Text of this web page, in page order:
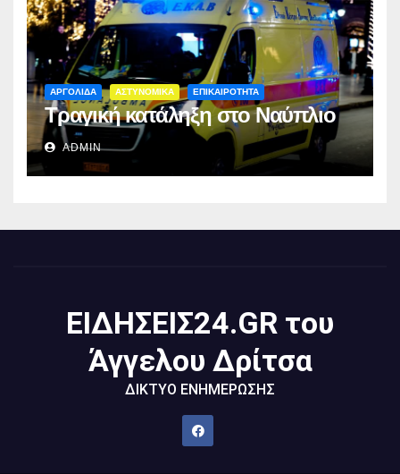
ΑΡΓΟΛΙΔΑ ΑΣΤΥΝΟΜΙΚΑ ΕΠΙΚΑΙΡΟΤΗΤΑ
Τραγική κατάληξη στο Ναύπλιο
ADMIN
ΕΙΔΗΣΕΙΣ24.GR του
Άγγελου Δρίτσα
ΔΙΚΤΥΟ ΕΝΗΜΕΡΩΣΗΣ